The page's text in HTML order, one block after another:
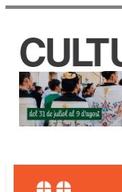
CASA
JAUME